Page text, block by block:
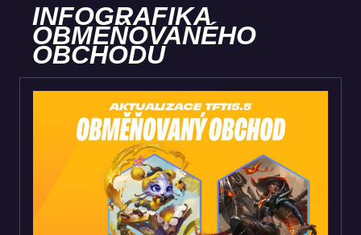
INFOGRAFIKA
OBMĚŇOVANÉHO
OBCHODU